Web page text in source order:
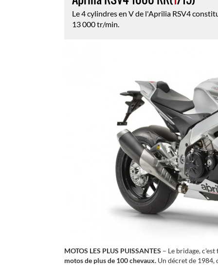
Le 4 cylindres en V de l'Aprilia RSV4
13 000 tr/min.
MOTOS LES PLUS PUISSANTES – Le bridage,
motos de plus de 100 chevaux. Un décret de 1984,